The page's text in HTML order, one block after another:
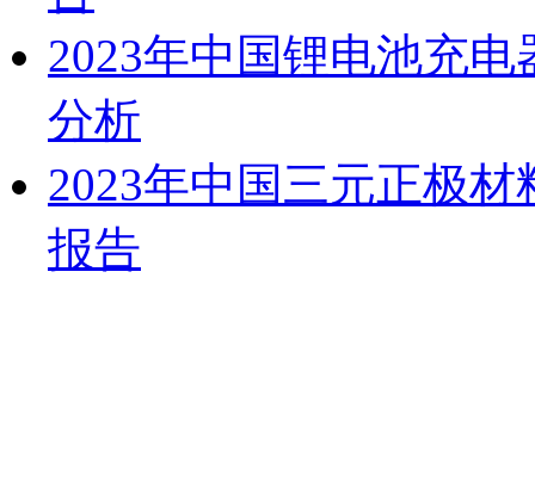
2023年中国锂电池充
分析
2023年中国三元正极
报告